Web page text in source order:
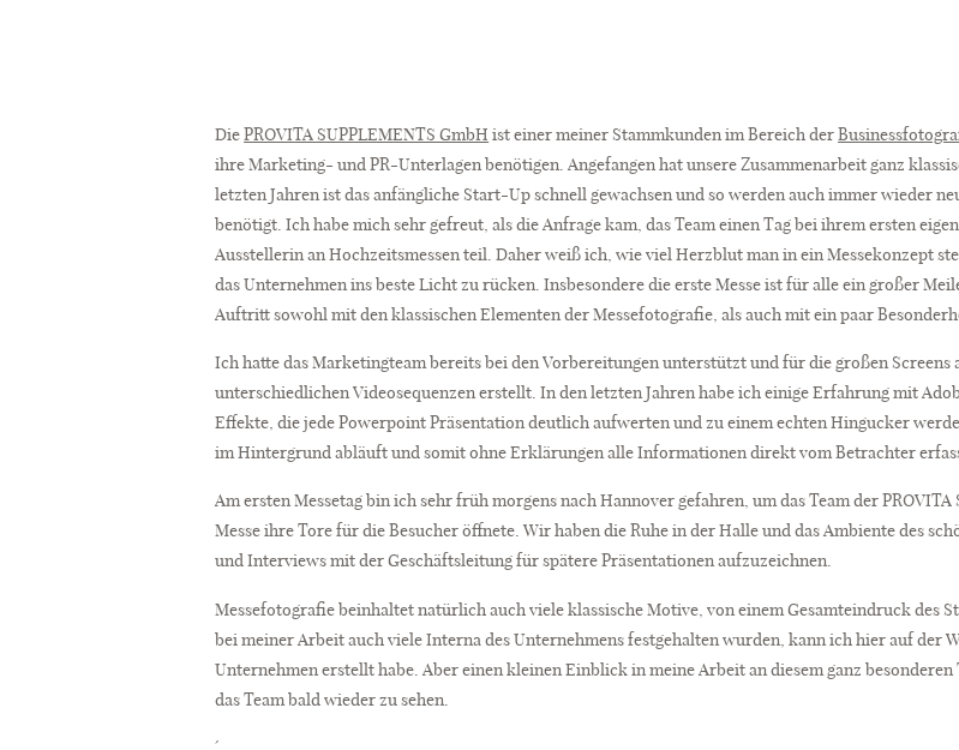
DiePROVITA SUPPLEMENTS GmbH ist einer meiner Stammkunden im Bereich der
ihre Marketing- und PR-Unterlagen benötigen. Angefangen hat unsere Zusammenarbeit ganz
letzten Jahren ist das anfängliche Start-Up schnell gewachsen und so werden auch immer wieder
benötigt. Ich habe mich sehr gefreut, als die Anfrage kam, das Team einen Tag bei ihrem ersten
Ausstellerin an Hochzeitsmessen teil. Daher weiß ich, wie viel Herzblut man in ein Messekonzept
das Unternehmen ins beste Licht zu rücken. Insbesondere die erste Messe ist für alle ein großer
Auftritt sowohl mit den klassischen Elementen der Messefotografie, als auch mit ein paar
Ich hatte das Marketingteam bereits bei den Vorbereitungen unterstützt und für die großen Screens
unterschiedlichen Videosequenzen erstellt. In den letzten Jahren habe ich einige Erfahrung mit
Effekte, die jede Powerpoint Präsentation deutlich aufwerten und zu einem echten Hingucker
im Hintergrund abläuft und somit ohne Erklärungen alle Informationen direkt vom Betrachter
Am ersten Messetag bin ich sehr früh morgens nach Hannover gefahren, um das Team der
Messe ihre Tore für die Besucher öffnete. Wir haben die Ruhe in der Halle und das Ambiente des
und Interviews mit der Geschäftsleitung für spätere Präsentationen aufzuzeichnen.
Messefotografie beinhaltet natürlich auch viele klassische Motive, von einem Gesamteindruck des
bei meiner Arbeit auch viele Interna des Unternehmens festgehalten wurden, kann ich hier auf der
Unternehmen erstellt habe. Aber einen kleinen Einblick in meine Arbeit an diesem ganz
das Team bald wieder zu sehen.